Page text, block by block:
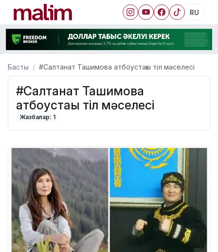
RU
Басты #Салтанат Ташимова атбоустағы тіл мәселесі
#Салтанат Ташимова
атбоустағы тіл мәселесі
Жазбалар: 1